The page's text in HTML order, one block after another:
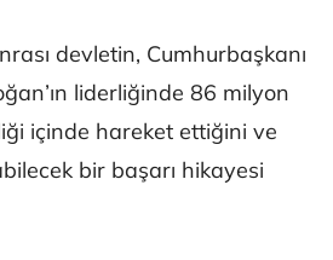
devletin, Cumhurbaşkanı
liderliğinde 86 milyon
içinde hareket ettiğini ve
bir başarı hikayesi